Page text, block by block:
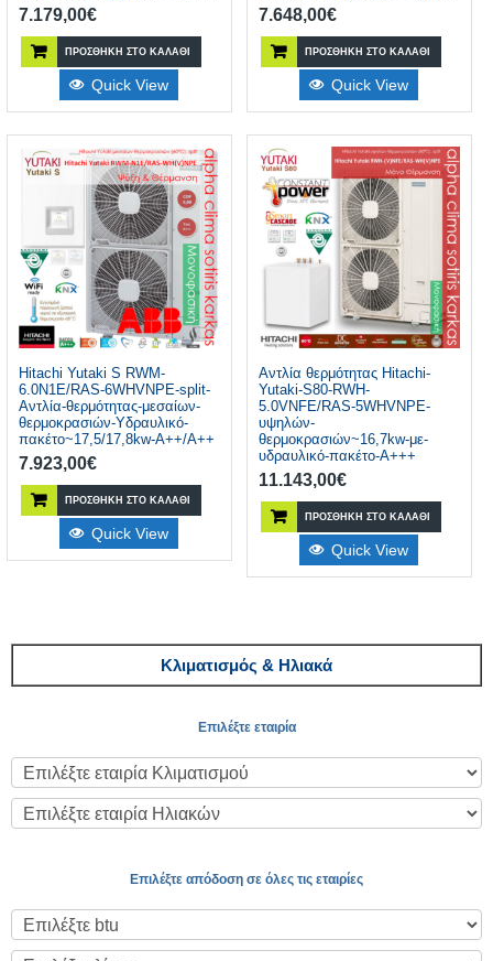
7.179,00€
ΠΡΟΣΘΉΚΗ ΣΤΟ ΚΑΛΆΘΙ
Quick View
7.648,00€
ΠΡΟΣΘΉΚΗ ΣΤΟ ΚΑΛΆΘΙ
Quick View
Hitachi Yutaki S RWM-
6.0N1E/RAS-6WHVNPE-split-
Αντλία-θερμότητας-μεσαίων-
θερμοκρασιών-Υδραυλικό-
πακέτο~17,5/17,8kw-A++/A++
7.923,00€
ΠΡΟΣΘΉΚΗ ΣΤΟ ΚΑΛΆΘΙ
Quick View
Αντλία θερμότητας Hitachi-
Yutaki-S80-RWH-
5.0VNFE/RAS-5WHVNPE-
υψηλών-
θερμοκρασιών~16,7kw-με-
υδραυλικό-πακέτο-A+++
11.143,00€
ΠΡΟΣΘΉΚΗ ΣΤΟ ΚΑΛΆΘΙ
Quick View
Κλιματισμός & Ηλιακά
Επιλέξτε εταιρία
Επιλέξτε απόδοση σε όλες τις εταιρίες